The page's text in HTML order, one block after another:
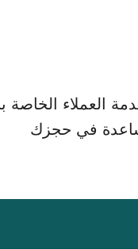
العملاء الخاصة
في حجزك